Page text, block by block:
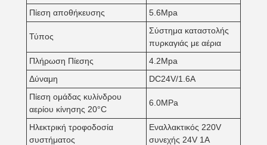
Πίεση αποθήκευσης
5.6Mpa
Τύπος
Σύστημα καταστολής
πυρκαγιάς με αέρια
Πλήρωση Πίεσης
4.2Mpa
Δύναμη
DC24V/1.6A
Πίεση ομάδας κυλίνδρου
αερίου κίνησης 20°C
6.0MPa
Ηλεκτρική τροφοδοσία
συστήματος
Εναλλακτικός 220V
συνεχής 24V 1A